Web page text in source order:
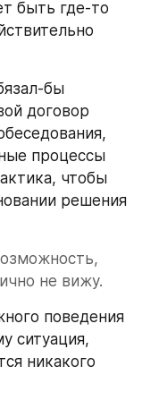
быть где-то
бы
договор
процессы
чтобы
решения
не вижу.
поведения
ситуация,
никакого